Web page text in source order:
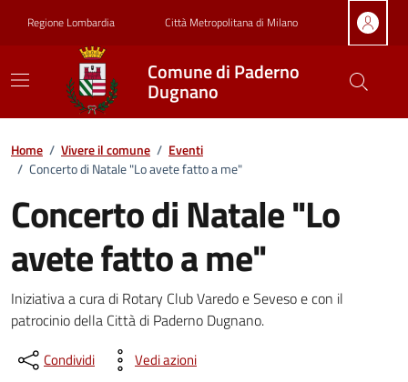
Regione Lombardia Città Metropolitana di Milano
Comune di Paderno
Dugnano
Home / Vivere il comune / Eventi
/ Concerto di Natale "Lo avete fatto a me"
Concerto di Natale "Lo
avete fatto a me"
Dettagli della notizia
Iniziativa a cura di Rotary Club Varedo e Seveso e con il
patrocinio della Città di Paderno Dugnano.
Condividi Vedi azioni